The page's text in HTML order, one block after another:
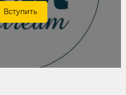
Вступить